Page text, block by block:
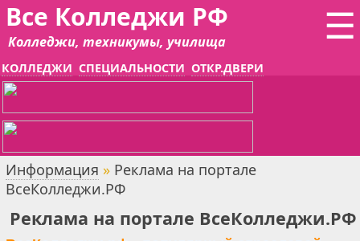
☰
Все Колледжи РФ
Колледжи, техникумы, училища
КОЛЛЕДЖИ СПЕЦИАЛЬНОСТИ ОТКР.ДВЕРИ
Информация » Реклама на портале
ВсеКолледжи.РФ
Реклама на портале ВсеКолледжи.РФ